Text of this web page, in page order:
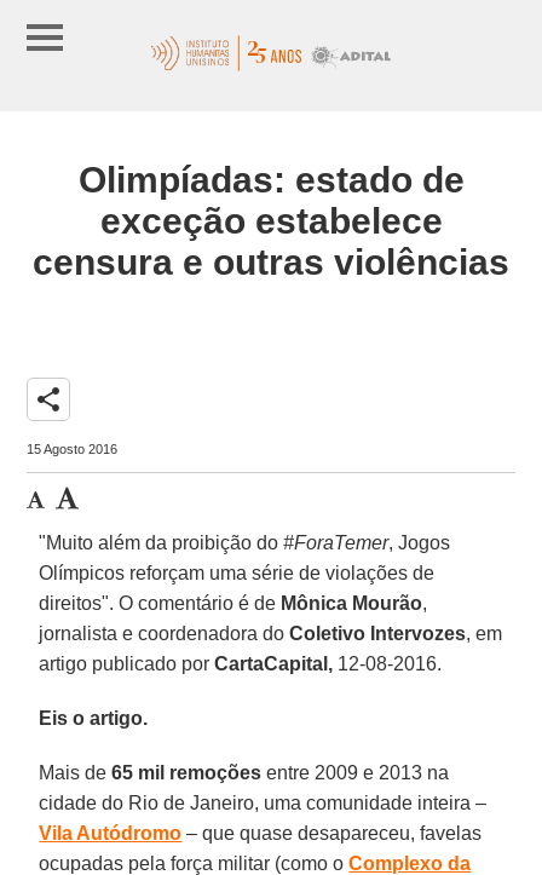
Olimpíadas: estado de
exceção estabelece
censura e outras violências
share
15 Agosto 2016
"Muito além da proibição do#ForaTemer, Jogos
Olímpicos reforçam uma série de violações de
direitos". O comentário é de Mônica Mourão,
jornalista e coordenadora doColetivo Intervozes, em
artigo publicado porCartaCapital, 12-08-2016.
Eis o artigo.
Mais de65 mil remoções entre 2009 e 2013 na
cidade do Rio de Janeiro, uma comunidade inteira –
Vila Autódromo – que quase desapareceu, favelas
ocupadas pela força militar (como oComplexo da